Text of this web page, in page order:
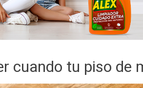
cuando tu piso de